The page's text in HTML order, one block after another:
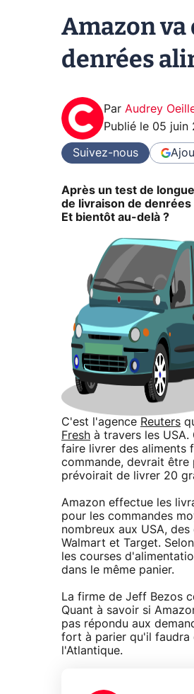
Amazon
denrées
Par Audrey
Publié le 05 juin
Suivez-nous
Après un test de
de livraison de
Et bientôt au-delà ?
C'est l'agence Reuters
Fresh à travers les
faire livrer des aliments
commande, devrait être
prévoirait de livrer 20
Amazon effectue les
pour les commandes
nombreux aux USA,
Walmart et Target.
les courses
dans le même panier.
La firme de Jeff Bezos
Quant à savoir si
pas répondu aux
fort à parier qu'il faudra
l'Atlantique.